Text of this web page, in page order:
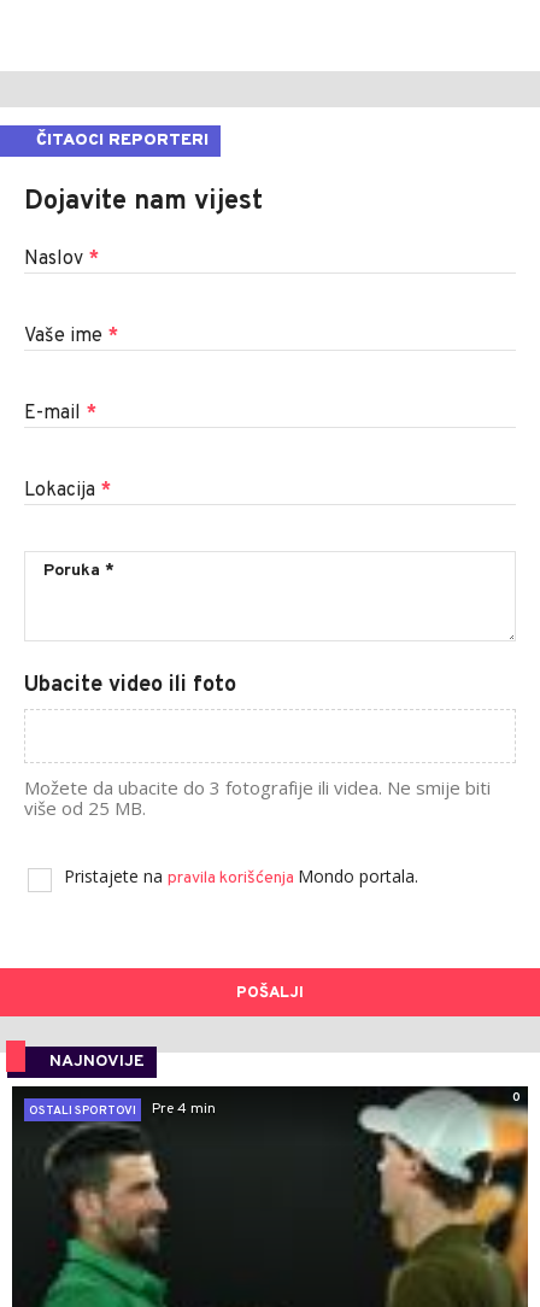
ČITAOCI REPORTERI
Dojavite nam vijest
Naslov *
Vaše ime *
E-mail *
Lokacija *
Ubacite video ili foto
Možete da ubacite do 3 fotografije ili videa. Ne smije biti
više od 25 MB.
Pristajete na pravila korišćenja Mondo portala.
POŠALJI
NAJNOVIJE
0
OSTALI SPORTOVI
Pre 4 min